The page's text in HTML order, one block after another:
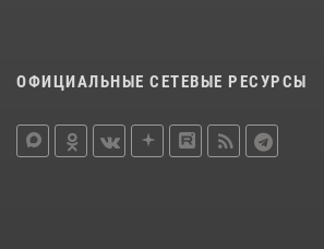
ОФИЦИАЛЬНЫЕ СЕТЕВЫЕ РЕСУРСЫ